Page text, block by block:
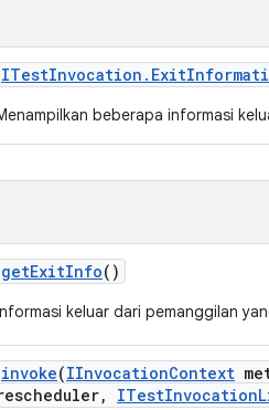
ITestInvocation . Exit
beberapa informasi
getExitInfo()
keluar dari pemanggilan
invoke(IInvocationContext
, ITestInvocation